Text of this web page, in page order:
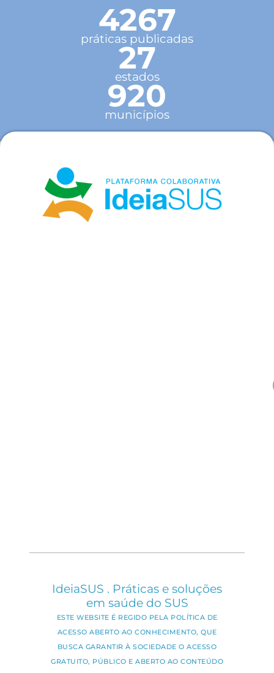
4267
práticas publicadas
27
estados
920
municípios
IdeiaSUS . Práticas e soluções
em saúde do SUS
ESTE WEBSITE É REGIDO PELA POLÍTICA DE
ACESSO ABERTO AO CONHECIMENTO, QUE
BUSCA GARANTIR À SOCIEDADE O ACESSO
GRATUITO, PÚBLICO E ABERTO AO CONTEÚDO